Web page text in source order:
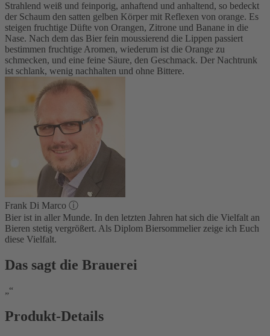
Strahlend weiß und feinporig, anhaftend und anhaltend, so bedeckt
der Schaum den satten gelben Körper mit Reflexen von orange. Es
steigen fruchtige Düfte von Orangen, Zitrone und Banane in die
Nase. Nach dem das Bier fein moussierend die Lippen passiert
bestimmen fruchtige Aromen, wiederum ist die Orange zu
schmecken, und eine feine Säure, den Geschmack. Der Nachtrunk
ist schlank, wenig nachhalten und ohne Bittere.
Frank Di Marco ⓘ
Bier ist in aller Munde. In den letzten Jahren hat sich die Vielfalt an
Bieren stetig vergrößert. Als Diplom Biersommelier zeige ich Euch
diese Vielfalt.
Das sagt die Brauerei
Produkt-Details